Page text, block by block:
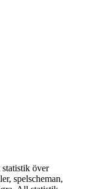
över
spelscheman,